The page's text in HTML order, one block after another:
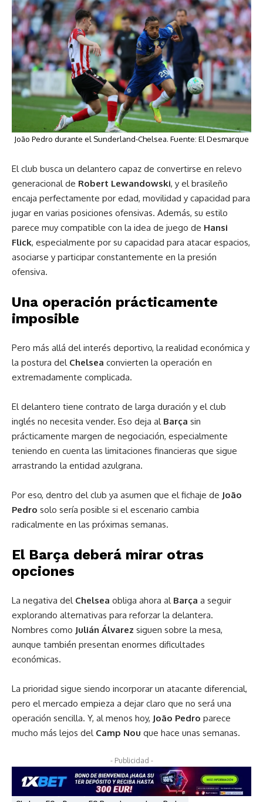
João Pedro durante el Sunderland-Chelsea. Fuente: El Desmarque
El club busca un delantero capaz de convertirse en relevo
generacional de Robert Lewandowski, y el brasileño
encaja perfectamente por edad, movilidad y capacidad para
jugar en varias posiciones ofensivas. Además, su estilo
parece muy compatible con la idea de juego de Hansi
Flick, especialmente por su capacidad para atacar espacios,
asociarse y participar constantemente en la presión
ofensiva.
Una operación prácticamente
imposible
Pero más allá del interés deportivo, la realidad económica y
la postura del Chelsea convierten la operación en
extremadamente complicada.
El delantero tiene contrato de larga duración y el club
inglés no necesita vender. Eso deja al Barça sin
prácticamente margen de negociación, especialmente
teniendo en cuenta las limitaciones financieras que sigue
arrastrando la entidad azulgrana.
Por eso, dentro del club ya asumen que el fichaje de João
Pedro solo sería posible si el escenario cambia
radicalmente en las próximas semanas.
El Barça deberá mirar otras
opciones
La negativa del Chelsea obliga ahora al Barça a seguir
explorando alternativas para reforzar la delantera.
Nombres como Julián Álvarez siguen sobre la mesa,
aunque también presentan enormes dificultades
económicas.
La prioridad sigue siendo incorporar un atacante diferencial,
pero el mercado empieza a dejar claro que no será una
operación sencilla. Y, al menos hoy, João Pedro parece
mucho más lejos del Camp Nou que hace unas semanas.
- Publicidad -